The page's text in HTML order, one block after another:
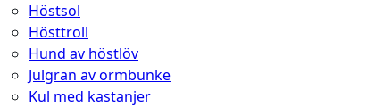
Höstsol
Hösttroll
Hund av höstlöv
Julgran av ormbunke
Kul med kastanjer